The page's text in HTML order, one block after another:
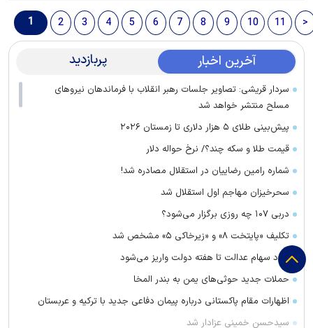
1 2 3 4 5 6 7 8 9 10 11 >
آخرین اخبار پربازدید
سردار قریشی: تصاویر جلسات رهبر انقلاب با فرماندهان نیرو‌های
مسلح منتشر خواهد شد
پیش‌بینی طلای ۵ هزار دلاری تا زمستان ۲۰۲۶
قیمت طلا و سکه چند؟/ نرخ حواله دلار
شماره رامین رضاییان در استقلال مصادره شد!
سحرخیزان مهاجم اول استقلال شد
دربی ۱۰۷ چه روزی برگزار می‌شود؟
تکلیف «پایتخت ۸» و «زیرخاکی ۵» مشخص شد
سود سهام عدالت تا هفته دولت واریز می‌شود
حملات جدید حوثی‌های یمن به بندر المخا
اظهارات مقام پاکستانی درباره پیمان دفاعی جدید با ترکیه و عربستان
سیدحسن خمینی عزادار شد